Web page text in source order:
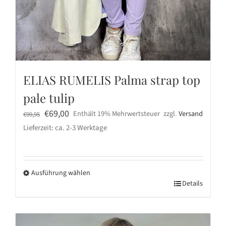
ELIAS RUMELIS Palma strap top
pale tulip
€99,95 Ursprünglicher
Preis
€99,95
€69,00Aktueller
Preis
€69,00.
Enthält 19% Mehrwertsteuer zzgl.Versand
Lieferzeit: ca. 2-3 Werktage
Ausführung wählen
weist
Details